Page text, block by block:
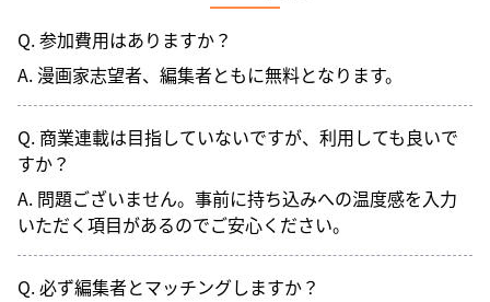
Q. 参加費用はありますか？
A. 漫画家志望者、編集者ともに無料となります。
Q. 商業連載は目指していないですが、利用しても良いで
すか？
A. 問題ございません。事前に持ち込みへの温度感を入力
いただく項目があるのでご安心ください。
Q. 必ず編集者とマッチングしますか？